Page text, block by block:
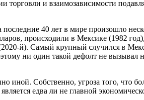
торговли и взаимозависимости
40 лет в мире произошло
происходили в Мексике (1982
й). Самый крупный случился в
ни один такой дефолт не
иной. Собственно, угроза того, что
едва ли не главной